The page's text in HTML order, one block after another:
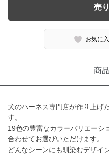
売
お気に
商
犬のハーネス専門店が作り上げ
す。
19色の豊富なカラーバリエーシ
合わせてお選びいただけます。
どんなシーンにも馴染むデザイ